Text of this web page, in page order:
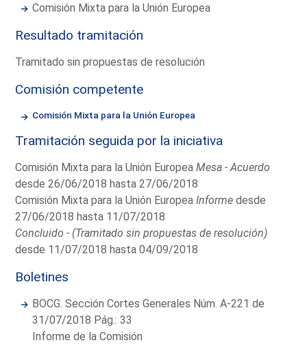
Comisión Mixta para la Unión Europea
Resultado tramitación
Tramitado sin propuestas de resolución
Comisión competente
Comisión Mixta para la Unión Europea
Tramitación seguida por la iniciativa
Comisión Mixta para la Unión EuropeaMesa - Acuerdo
desde 26/06/2018 hasta 27/06/2018
Comisión Mixta para la Unión EuropeaInforme desde
27/06/2018 hasta 11/07/2018
Concluido - (Tramitado sin propuestas de resolución)
desde 11/07/2018 hasta 04/09/2018
Boletines
BOCG. Sección Cortes Generales Núm. A-221 de
31/07/2018 Pág.: 33
Informe de la Comisión